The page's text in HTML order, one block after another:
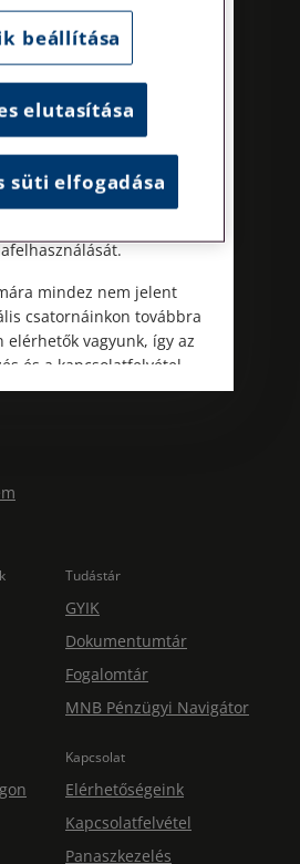
minket!
Szolgáltatások cégeknek
Jogtárs Start & Pro
Tudástár
GYIK
Dokumentumtár
Fogalomtár
MNB Pénzügyi Navigátor
Kapcsolat
Elérhetőségeink
Kapcsolatfelvétel
Panaszkezelés
érhető el.
elkötelezettségünk
8-án, szombaton
hőségre és az
rendszer terhelésére
egyszerre óvjuk
mindez nem jelent
csatornáinkon továbbra
elérhetők vagyunk, így az
és a kapcsolatfelvétel
beállítása
elutasítása
süti elfogadása